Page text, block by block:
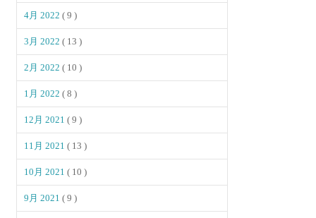
4月 2022( 9 )
3月 2022( 13 )
2月 2022( 10 )
1月 2022( 8 )
12月 2021( 9 )
11月 2021( 13 )
10月 2021( 10 )
9月 2021( 9 )